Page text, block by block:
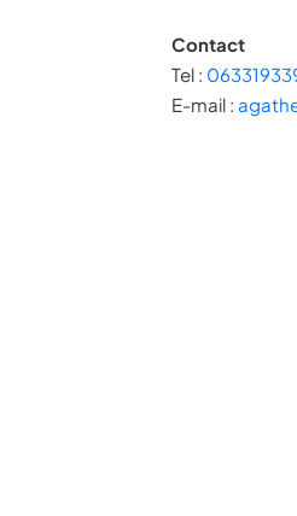
Contact
Tel :
E-mail :